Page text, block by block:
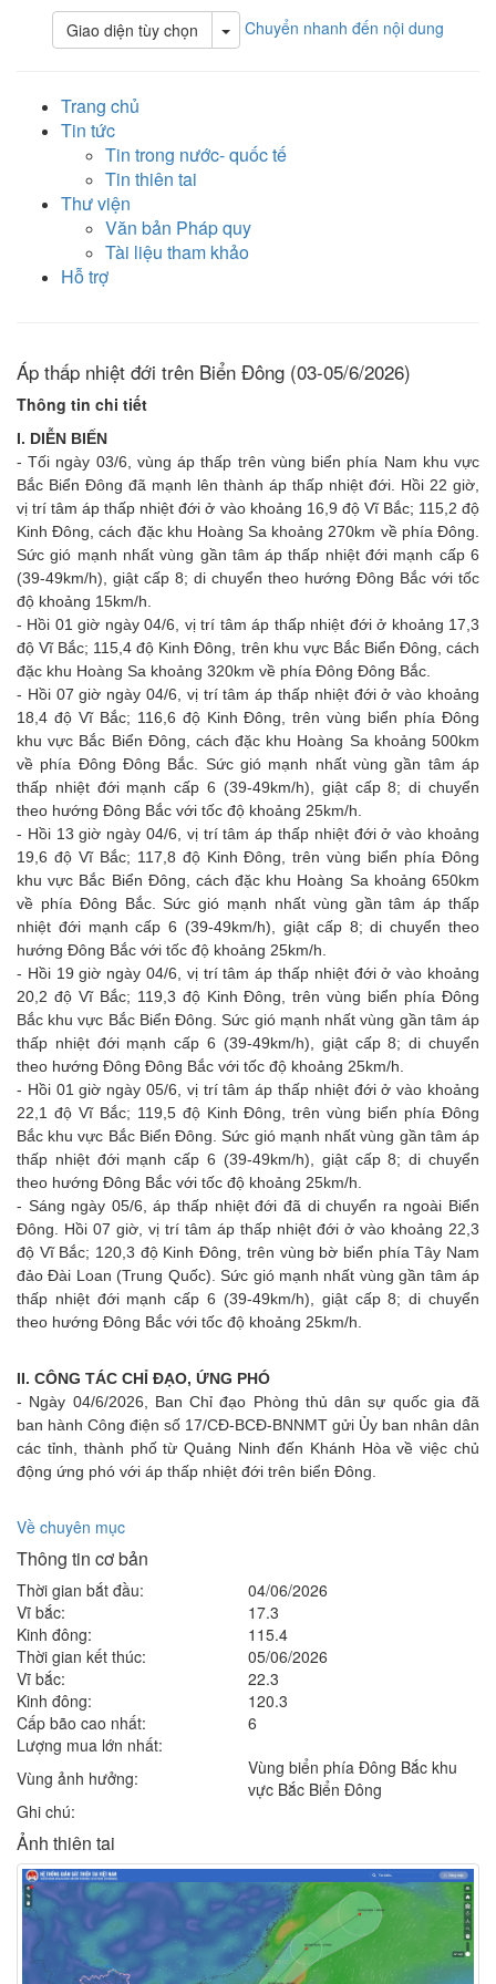
Giao diện tùy chọn Toggle Dropdown
Chuyển nhanh đến nội dung
Trang chủ
Tin tức
Tin trong nước- quốc tế
Tin thiên tai
Thư viện
Văn bản Pháp quy
Tài liệu tham khảo
Hỗ trợ
Áp thấp nhiệt đới trên Biển Đông (03-05/6/2026)
Thông tin chi tiết
​I. DIỄN BIẾN
​- Tối ngày 03/6, vùng áp thấp trên vùng biển phía Nam khu vực
Bắc Biển Đông đã mạnh lên thành áp thấp nhiệt đới. Hồi 22 giờ,
vị trí tâm áp thấp nhiệt đới ở vào khoảng 16,9 độ Vĩ Bắc; 115,2 độ
Kinh Đông, cách đặc khu Hoàng Sa khoảng 270km về phía Đông.
Sức gió mạnh nhất vùng gần tâm áp thấp nhiệt đới mạnh cấp 6
(39-49km/h), giật cấp 8; di chuyển theo hướng Đông Bắc với tốc
độ khoảng 15km/h.
- Hồi 01 giờ ngày 04/6, vị trí tâm áp thấp nhiệt đới ở khoảng 17,3
độ Vĩ Bắc; 115,4 độ Kinh Đông, trên khu vực Bắc Biển Đông, cách
đặc khu Hoàng Sa khoảng 320km về phía Đông Đông Bắc.
- Hồi 07 giờ ngày 04/6, vị trí tâm áp thấp nhiệt đới ở vào khoảng
18,4 độ Vĩ Bắc; 116,6 độ Kinh Đông, trên vùng biển phía Đông
khu vực Bắc Biển Đông, cách đặc khu Hoàng Sa khoảng 500km
về phía Đông Đông Bắc. Sức gió mạnh nhất vùng gần tâm áp
thấp nhiệt đới mạnh cấp 6 (39-49km/h), giật cấp 8; di chuyển
theo hướng Đông Bắc với tốc độ khoảng 25km/h.​
- Hồi 13 giờ ngày 04/6, vị trí tâm áp thấp nhiệt đới ở vào khoảng
19,6 độ Vĩ Bắc; 117,8 độ Kinh Đông, trên vùng biển phía Đông
khu vực Bắc Biển Đông, cách đặc khu Hoàng Sa khoảng 650km
về phía Đông Bắc. Sức gió mạnh nhất vùng gần tâm áp thấp
nhiệt đới mạnh cấp 6 (39-49km/h), giật cấp 8; di chuyển theo
hướng Đông Bắc với tốc độ khoảng 25km/h.
- Hồi 19 giờ ngày 04/6, vị trí tâm áp thấp nhiệt đới ở vào khoảng
20,2 độ Vĩ Bắc; 119,3 độ Kinh Đông, trên vùng biển phía Đông
Bắc khu vực Bắc Biển Đông. Sức gió mạnh nhất vùng gần tâm áp
thấp nhiệt đới mạnh cấp 6 (39-49km/h), giật cấp 8; di chuyển
theo hướng Đông Đông Bắc với tốc độ khoảng 25km/h.
- Hồi 01 giờ ngày 05/6, vị trí tâm áp thấp nhiệt đới ở vào khoảng
22,1 độ Vĩ Bắc; 119,5 độ Kinh Đông, trên vùng biển phía Đông
Bắc khu vực Bắc Biển Đông. Sức gió mạnh nhất vùng gần tâm áp
thấp nhiệt đới mạnh cấp 6 (39-49km/h), giật cấp 8; di chuyển
theo hướng Đông Bắc với tốc độ khoảng 25km/h.
- Sáng ngày 05/6, áp thấp nhiệt đới đã di chuyển ra ngoài Biển
Đông. Hồi 07 giờ, vị trí tâm áp thấp nhiệt đới ở vào khoảng 22,3
độ Vĩ Bắc; 120,3 độ Kinh Đông, trên vùng bờ biển phía Tây Nam
đảo Đài Loan (Trung Quốc). Sức gió mạnh nhất vùng gần tâm áp
thấp nhiệt đới mạnh cấp 6 (39-49km/h), giật cấp 8; di chuyển
theo hướng Đông Bắc với tốc độ khoảng 25km/h.
II. CÔNG TÁC CHỈ ĐẠO, ỨNG PHÓ
- Ngày 04/6/2026, Ban Chỉ đạo Phòng thủ dân sự quốc gia đã
ban hành Công điện số 17/CĐ-BCĐ-BNNMT gửi Ủy ban nhân dân
các tỉnh, thành phố từ Quảng Ninh đến Khánh Hòa về việc chủ
động ứng phó với áp thấp nhiệt đới trên biển Đông.
Về chuyên mục
Thông tin cơ bản
Thời gian bắt đầu:
04/06/2026
Vĩ bắc:
17.3
Kinh đông:
115.4
Thời gian kết thúc:
05/06/2026
Vĩ bắc:
22.3
Kinh đông:
120.3
Cấp bão cao nhất:
6
Lượng mua lớn nhất:
Vùng ảnh hưởng:
Vùng biển phía Đông Bắc khu
vực Bắc Biển Đông
Ghi chú:
Ảnh thiên tai